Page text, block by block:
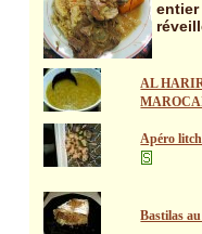
AL
Apéro
Bastilas